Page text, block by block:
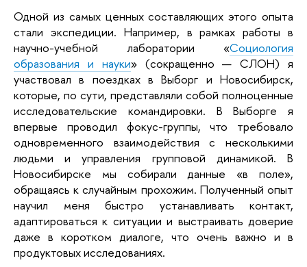
Одной из самых ценных составляющих этого опыта
стали экспедиции. Например, в рамках работы в
научно-учебной лаборатории «Социология
образования и науки» (сокращенно — СЛОН) я
участвовал в поездках в Выборг и Новосибирск,
которые, по сути, представляли собой полноценные
исследовательские командировки. В Выборге я
впервые проводил фокус-группы, что требовало
одновременного взаимодействия с несколькими
людьми и управления групповой динамикой. В
Новосибирске мы собирали данные «в поле»,
обращаясь к случайным прохожим. Полученный опыт
научил меня быстро устанавливать контакт,
адаптироваться к ситуации и выстраивать доверие
даже в коротком диалоге, что очень важно и в
продуктовых исследованиях.